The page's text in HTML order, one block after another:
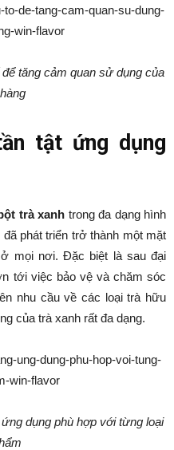
tăng cảm quan sử dụng của
tật ứng dụng
trà xanh trong đa dạng hình
phát triển trở thành một mặt
mọi nơi. Đặc biệt là sau đại
tới việc bảo vệ và chăm sóc
nhu cầu về các loại trà hữu
của trà xanh rất đa dạng.
dụng phù hợp với từng loại